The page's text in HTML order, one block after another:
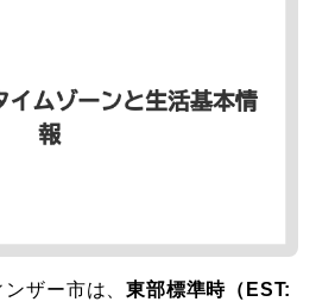
ザー市は、東部標準時（EST: